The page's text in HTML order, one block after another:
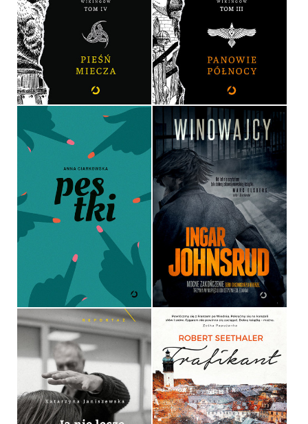
PIEŚŃ MIECZA
BERNARD CORNWELL
OPRAWA TWARDA
54,90 ZŁ
PANOWIE PÓŁNOCY
BERNARD CORNWELL
OPRAWA TWARDA
54,90 ZŁ
PESTKI
ANNA CIARKOWSKA
OPRAWA TWARDA
39,90 ZŁ
WINOWAJCY
INGAR JOHNSRUD
OPRAWA MIĘKKA ZE SKRZYDEŁKAMI
39,90 ZŁ
JA NIE LECZĘ, JA
UZDRAWIAM
TRAFIKANT